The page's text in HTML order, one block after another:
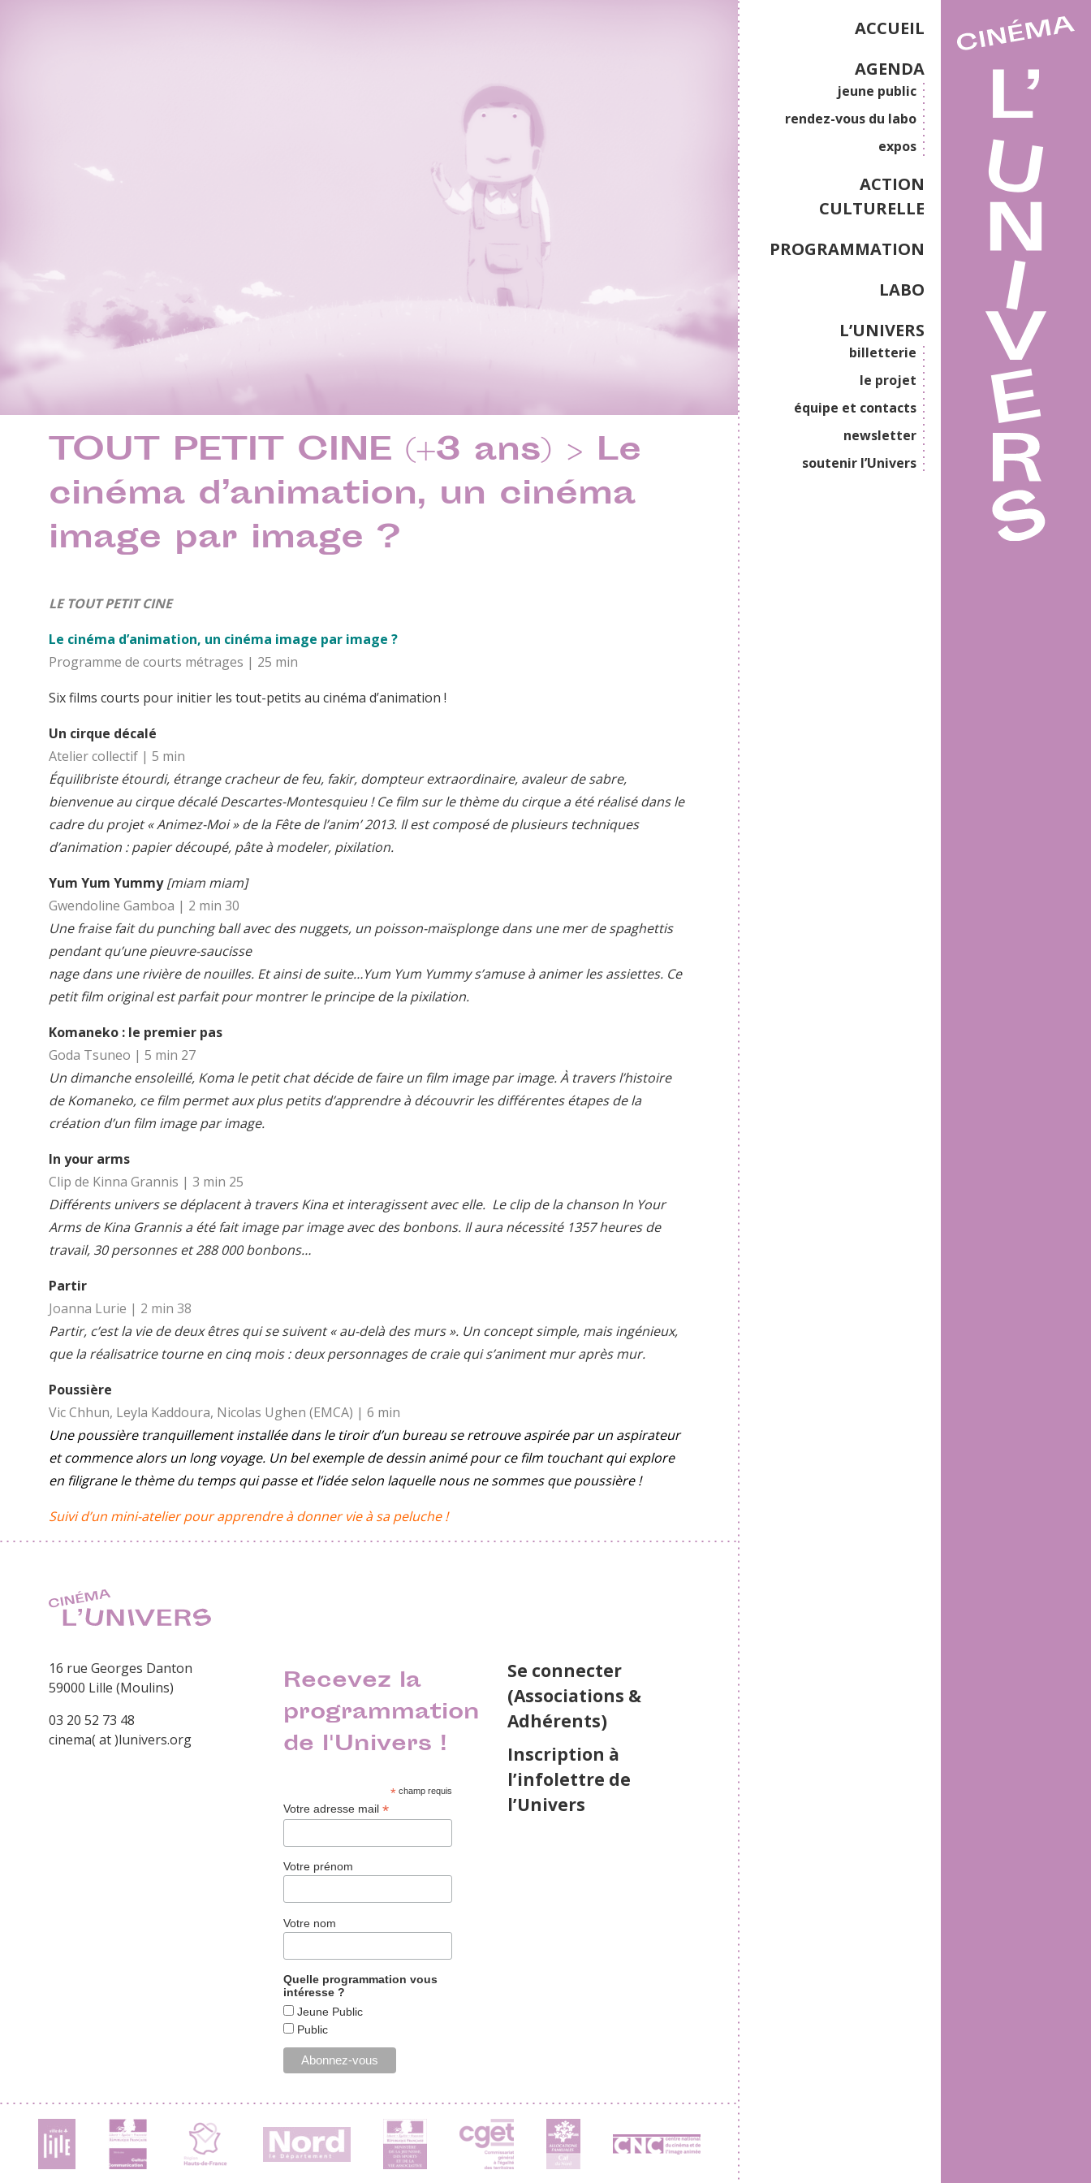
ACCUEIL
AGENDA
jeune public
rendez-vous du labo
expos
ACTION
CULTURELLE
PROGRAMMATION
LABO
L’UNIVERS
billetterie
le projet
équipe et contacts
newsletter
soutenir l’Univers
TOUT PETIT CINE (+3 ans) > Le
cinéma d’animation, un cinéma
image par image ?
LE TOUT PETIT CINE
Le cinéma d’animation, un cinéma image par image ?
Programme de courts métrages | 25 min
Six films courts pour initier les tout-petits au cinéma d’animation !
Un cirque décalé
Atelier collectif | 5 min
Équilibriste étourdi, étrange cracheur de feu, fakir, dompteur extraordinaire, avaleur de sabre,
bienvenue au cirque décalé Descartes-Montesquieu ! Ce film sur le thème du cirque a été réalisé dans le
cadre du projet « Animez-Moi » de la Fête de l’anim’ 2013. Il est composé de plusieurs techniques
d’animation : papier découpé, pâte à modeler, pixilation.
Yum Yum Yummy[miam miam]
Gwendoline Gamboa | 2 min 30
Une fraise fait du punching ball avec des nuggets, un poisson-maïsplonge dans une mer de spaghettis
pendant qu’une pieuvre-saucisse
nage dans une rivière de nouilles. Et ainsi de suite…Yum Yum Yummy s’amuse à animer les assiettes. Ce
petit film original est parfait pour montrer le principe de la pixilation.
Komaneko : le premier pas
Goda Tsuneo | 5 min 27
Un dimanche ensoleillé, Koma le petit chat décide de faire un film image par image. À travers l’histoire
de Komaneko, ce film permet aux plus petits d’apprendre à découvrir les différentes étapes de la
création d’un film image par image.
In your arms
Clip de Kinna Grannis | 3 min 25
Différents univers se déplacent à travers Kina et interagissent avec elle. Le clip de la chanson In Your
Arms de Kina Grannis a été fait image par image avec des bonbons. Il aura nécessité 1357 heures de
travail, 30 personnes et 288 000 bonbons…
Partir
Joanna Lurie | 2 min 38
Partir, c’est la vie de deux êtres qui se suivent « au-delà des murs ». Un concept simple, mais ingénieux,
que la réalisatrice tourne en cinq mois : deux personnages de craie qui s’animent mur après mur.
Poussière
Vic Chhun, Leyla Kaddoura, Nicolas Ughen (EMCA) | 6 min
Une poussière tranquillement installée dans le tiroir d’un bureau se retrouve aspirée par un aspirateur
et commence alors un long voyage. Un bel exemple de dessin animé pour ce film touchant qui explore
en filigrane le thème du temps qui passe et l’idée selon laquelle nous ne sommes que poussière !
Suivi d’un mini-atelier pour apprendre à donner vie à sa peluche !
16 rue Georges Danton
59000 Lille (Moulins)
03 20 52 73 48
cinema( at )lunivers.org
Recevez la
programmation
de l'Univers !
*champ requis
Votre adresse mail*
Votre prénom
Votre nom
Quelle programmation vous
intéresse ?
Jeune Public
Public
Se connecter
(Associations &
Adhérents)
Inscription à
l’infolettre de
l’Univers